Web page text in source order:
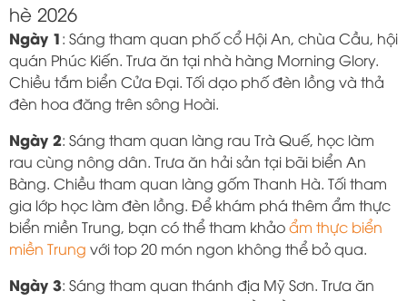
hè 2026
Ngày 1: Sáng tham quan phố cổ Hội An, chùa Cầu, hội
quán Phúc Kiến. Trưa ăn tại nhà hàng Morning Glory.
Chiều tắm biển Cửa Đại. Tối dạo phố đèn lồng và thả
đèn hoa đăng trên sông Hoài.
Ngày 2: Sáng tham quan làng rau Trà Quế, học làm
rau cùng nông dân. Trưa ăn hải sản tại bãi biển An
Bàng. Chiều tham quan làng gốm Thanh Hà. Tối tham
gia lớp học làm đèn lồng. Để khám phá thêm ẩm thực
biển miền Trung, bạn có thể tham khảoẩm thực biển
miền Trung với top 20 món ngon không thể bỏ qua.
Ngày 3: Sáng tham quan thánh địa Mỹ Sơn. Trưa ăn